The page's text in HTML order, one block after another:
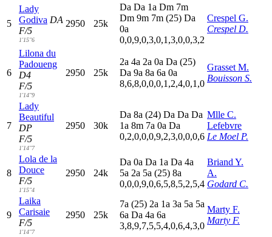
5
Lady
Godiva DA
F/5
1'15"6
2950 25k
Da Da 1a Dm 7m
Dm 9m 7m (25) Da
0a
0,0,9,0,3,0,1,3,0,0,3,2
Crespel G.
Crespel D.
6
Lilona du
Padoueng
D4
F/5
1'14"9
2950 25k
2a 4a 2a 0a Da (25)
Da 9a 8a 6a 0a
8,6,8,0,0,0,1,2,4,0,1,0
Grasset M.
Bouisson S.
7
Lady
Beautiful
DP
F/5
1'14"7
2950 30k
Da 8a (24) Da Da Da
1a 8m 7a 0a Da
0,2,0,0,0,9,2,3,0,0,0,6
Mlle C.
Lefebvre
Le Moel P.
8
Lola de la
Douce
F/5
1'15"4
2950 24k
Da 0a Da 1a Da 4a
5a 2a 5a (25) 8a
0,0,0,9,0,6,5,8,5,2,5,4
Briand Y.
A.
Godard C.
9
Laika
Carisaie
F/5
1'14"7
2950 25k
7a (25) 2a 1a 3a 5a 5a
6a Da 4a 6a
3,8,9,7,5,5,4,0,6,4,3,0
Marty F.
Marty F.